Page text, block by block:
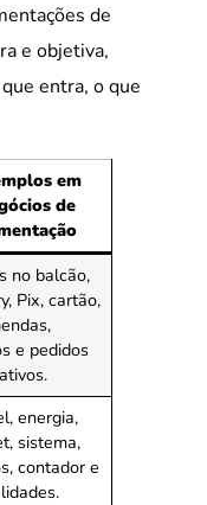
de
e objetiva,
entra, o que
em
de
no balcão,
Pix, cartão,
e pedidos
energia,
sistema,
contador e